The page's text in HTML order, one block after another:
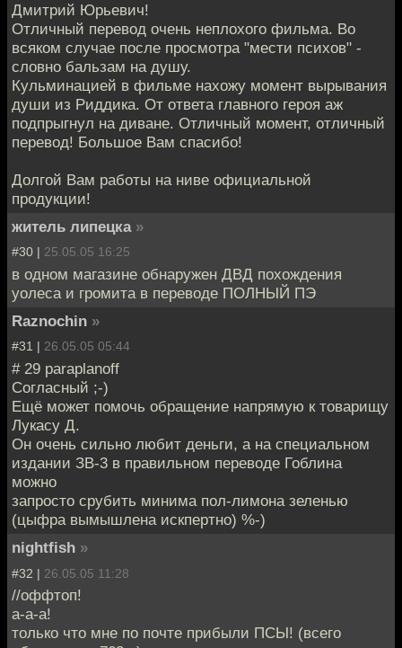
Дмитрий Юрьевич!
Отличный перевод очень неплохого фильма. Во
всяком случае после просмотра "мести психов" -
словно бальзам на душу.
Кульминацией в фильме нахожу момент вырывания
души из Риддика. От ответа главного героя аж
подпрыгнул на диване. Отличный момент, отличный
перевод! Большое Вам спасибо!
Долгой Вам работы на ниве официальной
продукции!
житель липецка »
#30 | 25.05.05 16:25
в одном магазине обнаружен ДВД похождения
уолеса и громита в переводе ПОЛНЫЙ ПЭ
Raznochin »
#31 | 26.05.05 05:44
# 29 paraplanoff
Согласный ;-)
Ещё может помочь обращение напрямую к товарищу
Лукасу Д.
Он очень сильно любит деньги, а на специальном
издании ЗВ-3 в правильном переводе Гоблина
можно
запросто срубить минима пол-лимона зеленью
(цыфра вымышлена искпертно) %-)
nightfish »
#32 | 26.05.05 11:28
//оффтоп!
а-а-а!
только что мне по почте прибыли ПСЫ! (всего